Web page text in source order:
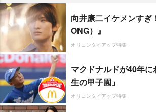
向井康二イケメンすぎ
ONG）』
オリコンタイアップ特集
マクドナルドが40年
生の甲子園」
オリコンタイアップ特集